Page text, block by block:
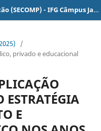
Anais da Semana da Computação (SECOMP) - IFG Câmpus Jataí
/
privado e educacional
E